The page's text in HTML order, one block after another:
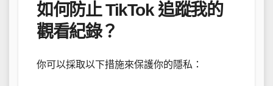
如何防止 TikTok 追蹤我的
觀看紀錄？
你可以採取以下措施來保護你的隱私：